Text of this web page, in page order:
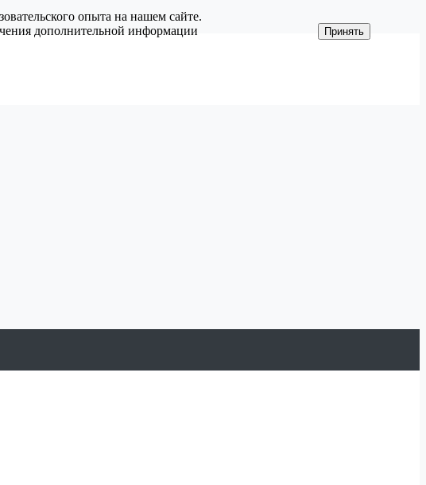
опыта на нашем сайте.
дополнительной информации
Принять